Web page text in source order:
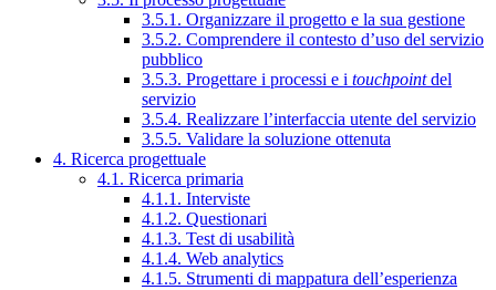
3.5.1. Organizzare il progetto e la sua gestione
3.5.2. Comprendere il contesto d’uso del servizio
pubblico
3.5.3. Progettare i processi e i touchpointdel
servizio
3.5.4. Realizzare l’interfaccia utente del servizio
3.5.5. Validare la soluzione ottenuta
4. Ricerca progettuale
4.1. Ricerca primaria
4.1.1. Interviste
4.1.2. Questionari
4.1.3. Test di usabilità
4.1.4. Web analytics
4.1.5. Strumenti di mappatura dell’esperienza